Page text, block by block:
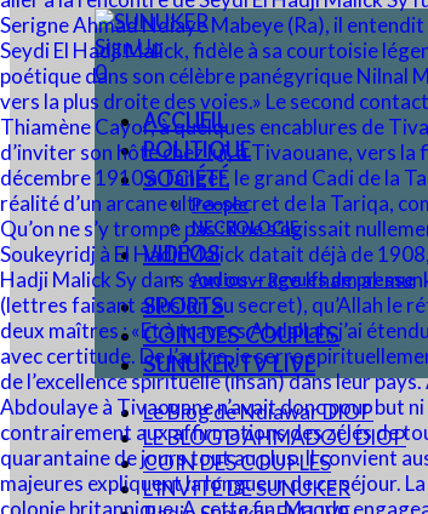
Sign Up
0
ACCUEIL
POLITIQUE
SOCIÉTÉ
People
NECROLOGIE
VIDÉOS
Audios – Revues de presse
SPORTS
COIN DES COUPLES
SUNUKER TV LIVE
Le Blog de Ndiawar DIOP
LE BLOG D’AHMADOU DIOP
COIN DES COUPLES
L’INVITÉ DE SUNUKER